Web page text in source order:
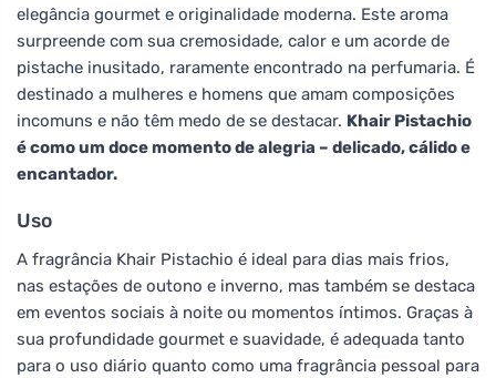
elegância gourmet e originalidade moderna. Este aroma
surpreende com sua cremosidade, calor e um acorde de
pistache inusitado, raramente encontrado na perfumaria. É
destinado a mulheres e homens que amam composições
incomuns e não têm medo de se destacar. Khair Pistachio
é como um doce momento de alegria – delicado, cálido e
encantador.
Uso
A fragrância Khair Pistachio é ideal para dias mais frios,
nas estações de outono e inverno, mas também se destaca
em eventos sociais à noite ou momentos íntimos. Graças à
sua profundidade gourmet e suavidade, é adequada tanto
para o uso diário quanto como uma fragrância pessoal para